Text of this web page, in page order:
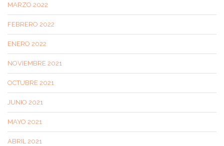
MARZO 2022
FEBRERO 2022
ENERO 2022
NOVIEMBRE 2021
OCTUBRE 2021
JUNIO 2021
MAYO 2021
ABRIL 2021